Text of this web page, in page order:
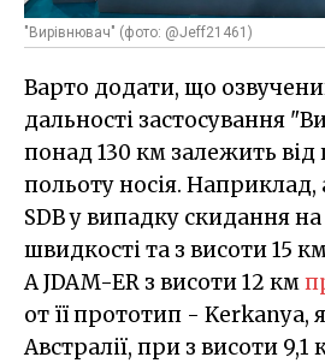
"Вирівнювач" (фото: @Jeff21461)
Варто додати, що
дальності застосування
понад 130 км залежить від
польоту носія.
SDB у випадку скидання
швидкості та з висоти 15
А JDAM-ER з висоти 12 км
от її прототип - Kerkanya,
Австралії, при з висоти 9,1